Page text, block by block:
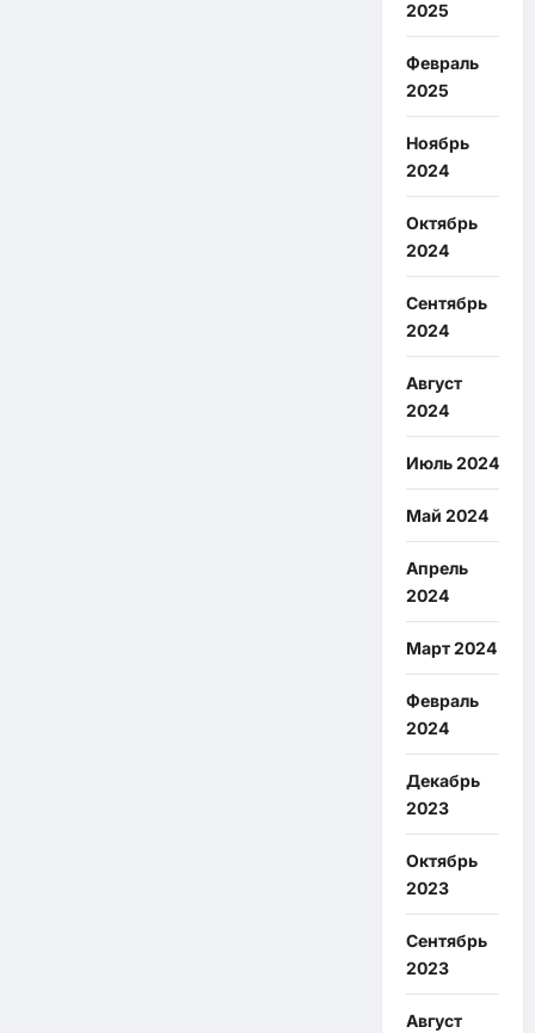
2025
Февраль
2025
Ноябрь
2024
Октябрь
2024
Сентябрь
2024
Август
2024
Июль 2024
Май 2024
Апрель
2024
Март 2024
Февраль
2024
Декабрь
2023
Октябрь
2023
Сентябрь
2023
Август